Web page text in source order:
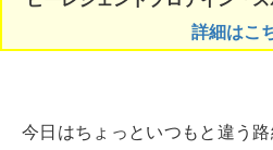
詳細はこ
今日はちょっといつもと違う